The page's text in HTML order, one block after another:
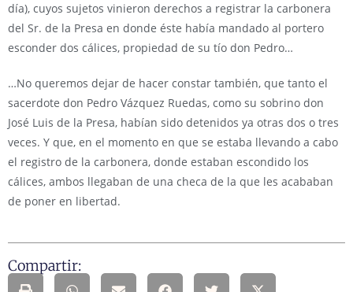
día), cuyos sujetos vinieron derechos a registrar la carbonera
del Sr. de la Presa en donde éste había mandado al portero
esconder dos cálices, propiedad de su tío don Pedro…
…No queremos dejar de hacer constar también, que tanto el
sacerdote don Pedro Vázquez Ruedas, como su sobrino don
José Luis de la Presa, habían sido detenidos ya otras dos o tres
veces. Y que, en el momento en que se estaba llevando a cabo
el registro de la carbonera, donde estaban escondido los
cálices, ambos llegaban de una checa de la que les acababan
de poner en libertad.
Compartir: